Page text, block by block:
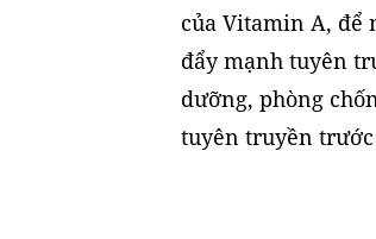
của Vitamin A, để
đẩy mạnh tuyên
dưỡng, phòng
tuyên truyền